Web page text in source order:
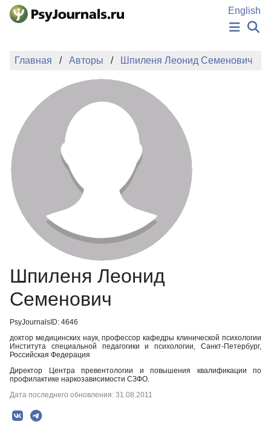
Перейти к основному содержанию
English
НОВОСТИ
АВТОРЫ
ПОДАТЬ РУКОПИСЬ
БАЗА ЗНАНИЙ
КЛЮЧЕВЫЕ СЛОВА
Регистрация
Главная Авторы Шпиленя Леонид Семенович
Шпиленя Леонид
Семенович
PsyJournalsID: 4646
доктор медицинских наук, профессор кафедры клинической психологии
Института специальной педагогики и психологии, Санкт-Петербург,
Российская Федерация
Директор Центра превентологии и повышения квалификации по
профилактике наркозависимости СЗФО.
Дата последнего обновления: 31.08.2011